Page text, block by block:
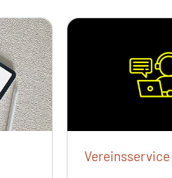
Vereinsservice